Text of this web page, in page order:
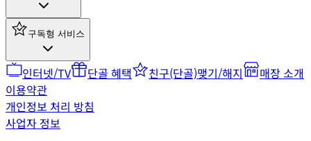
구독형 서비스
인터넷/TV 단골 혜택 친구(단골)맺기/해지
매장 소개
이용약관
개인정보 처리 방침
사업자 정보